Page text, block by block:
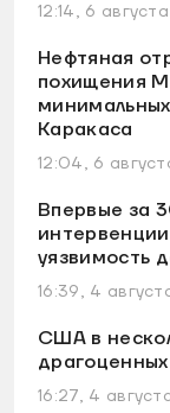
12:14, 6
Нефтяная
похищения
Каракаса
12:04, 6
Впервые за
уязвимость
16:39, 4
США в
16:27, 4